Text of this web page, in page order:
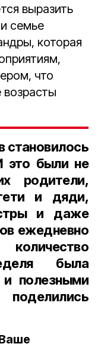
выразить
семье
которая
что
возрасты
становилось
это были не
родители,
и дяди,
и даже
ежедневно
была
и полезными